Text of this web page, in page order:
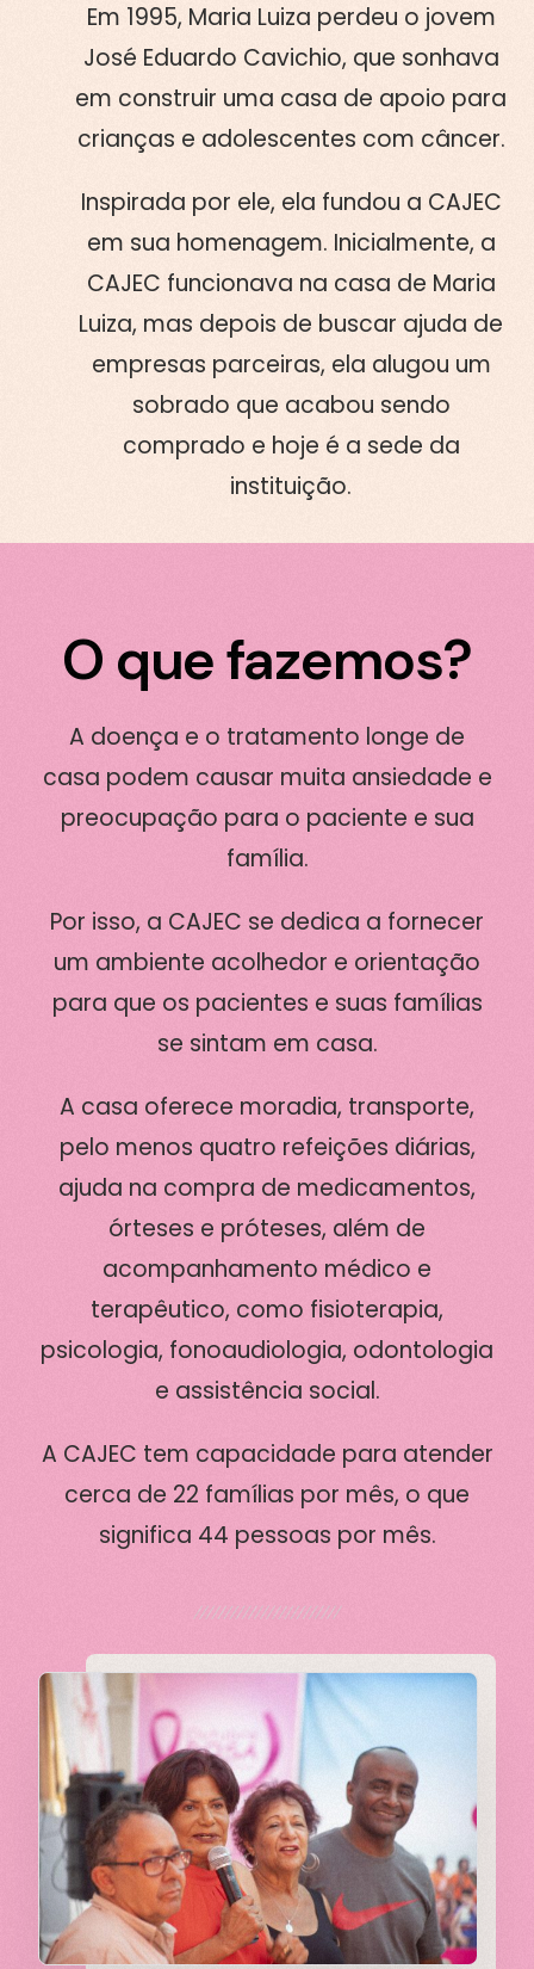
Em 1995, Maria Luiza perdeu o jovem
José Eduardo Cavichio, que sonhava
em construir uma casa de apoio para
crianças e adolescentes com câncer.
Inspirada por ele, ela fundou a CAJEC
em sua homenagem. Inicialmente, a
CAJEC funcionava na casa de Maria
Luiza, mas depois de buscar ajuda de
empresas parceiras, ela alugou um
sobrado que acabou sendo
comprado e hoje é a sede da
instituição.
O que fazemos?
A doença e o tratamento longe de
casa podem causar muita ansiedade e
preocupação para o paciente e sua
família.
Por isso, a CAJEC se dedica a fornecer
um ambiente acolhedor e orientação
para que os pacientes e suas famílias
se sintam em casa.
A casa oferece moradia, transporte,
pelo menos quatro refeições diárias,
ajuda na compra de medicamentos,
órteses e próteses, além de
acompanhamento médico e
terapêutico, como fisioterapia,
psicologia, fonoaudiologia, odontologia
e assistência social.
A CAJEC tem capacidade para atender
cerca de 22 famílias por mês, o que
significa 44 pessoas por mês.